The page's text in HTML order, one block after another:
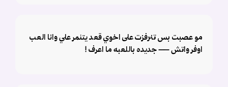
مو عصبت بس تنرفزت على اخوي قعد يتنمر علي وانا العب
اوفر واتش — جديده باللعبه ما اعرف !